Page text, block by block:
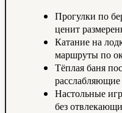
Прогулки по
ценит
Катание на
маршруты по
Тёплая баня
Настольные
без